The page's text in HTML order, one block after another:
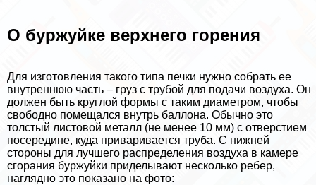
О буржуйке верхнего горения
Для изготовления такого типа печки нужно собрать ее
внутреннюю часть – груз с трубой для подачи воздуха. Он
должен быть круглой формы с таким диаметром, чтобы
свободно помещался внутрь баллона. Обычно это
толстый листовой металл (не менее 10 мм) с отверстием
посередине, куда приваривается труба. С нижней
стороны для лучшего распределения воздуха в камере
сгорания буржуйки приделывают несколько ребер,
наглядно это показано на фото: